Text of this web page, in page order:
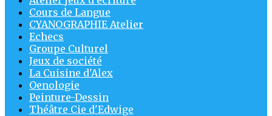
Cours de Langue
CYANOGRAPHIE Atelier
Echecs
Groupe Culturel
Jeux de société
La Cuisine d'Alex
Oenologie
Peinture-Dessin
Théâtre Cie d'Edwige